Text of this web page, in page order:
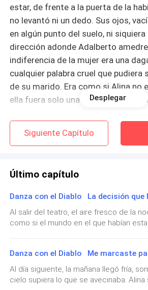
estar, de frente a la puerta de la
no levantó ni un dedo. Sus ojos,
en algún punto del suelo, ni siquiera
dirección adonde Adalberto
indiferencia de la mujer era una
cualquier palabra cruel que pudiera
de su marido. Era como si Alina no
ella fuera solo una sombra que
más cruel que cualquier golpe.
nunca la había defendido, nunca la
ese monstruo. La chica observó a
—¿No vas a hacer nada? —le
voz quebrada. Pero la mujer seguía
mundo, un mundo donde
había lugar para Alina.
Desplegar
Siguiente Capítulo
Último capítulo
Danza con el Diablo La decisión
Al salir del teatro, el aire fresco de la
como si el mundo en el que habían
aire. El silencio de la calle no era
proyectaba sombras alargadas que
uno de sus movimientos. Boris y los
Viktor caminaban cerca, formando un
Danza con el Diablo Me marcaste
Al día siguiente, la mañana llegó fría,
cielo supiera lo que se avecinaba.